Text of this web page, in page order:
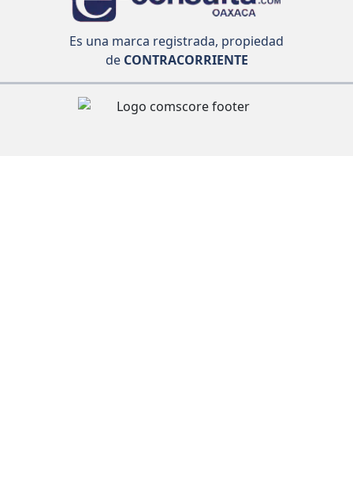
Es una marca registrada, propiedad
deCONTRACORRIENTE